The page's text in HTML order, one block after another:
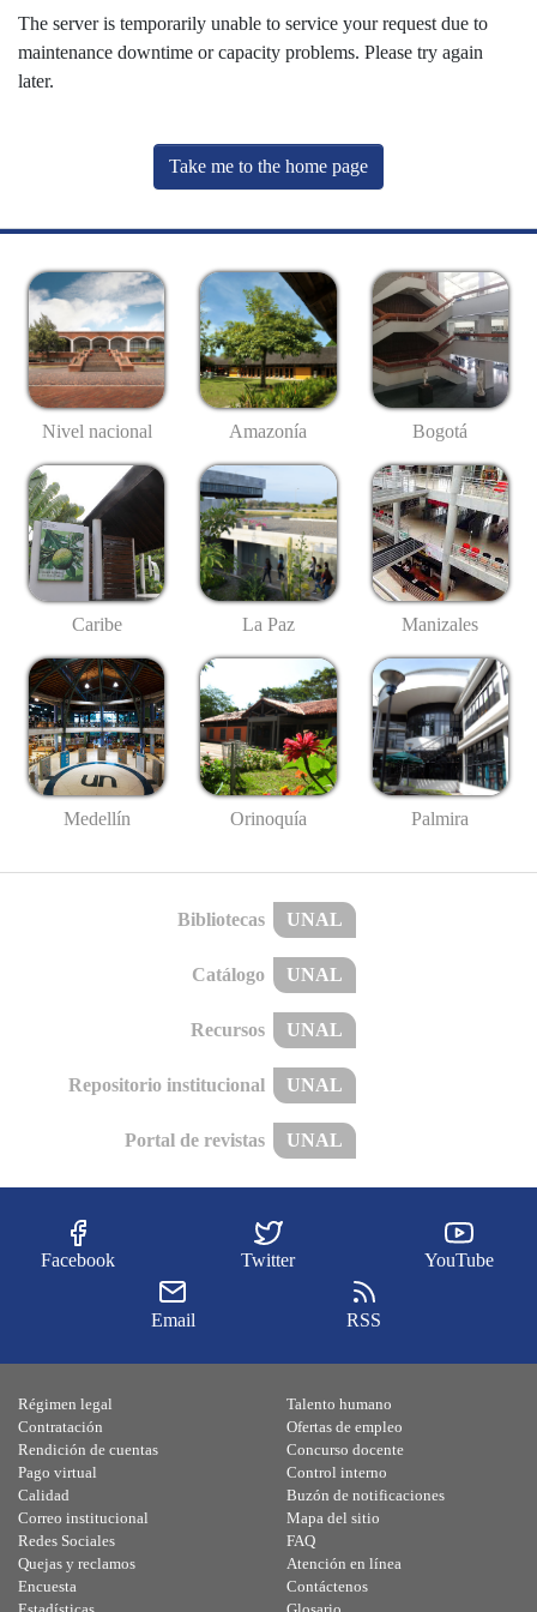
The server is temporarily unable to service your request due to
maintenance downtime or capacity problems. Please try again
later.
Take me to the home page
Nivel nacional Amazonía Bogotá
Caribe La Paz Manizales
Medellín Orinoquía Palmira
Bibliotecas UNAL
Catálogo UNAL
Recursos UNAL
Repositorio institucional UNAL
Portal de revistas UNAL
Facebook Twitter YouTube
Email RSS
Régimen legal
Contratación
Rendición de cuentas
Pago virtual
Calidad
Talento humano
Ofertas de empleo
Concurso docente
Control interno
Buzón de notificaciones
Correo institucional
Redes Sociales
Quejas y reclamos
Encuesta
Mapa del sitio
FAQ
Atención en línea
Contáctenos